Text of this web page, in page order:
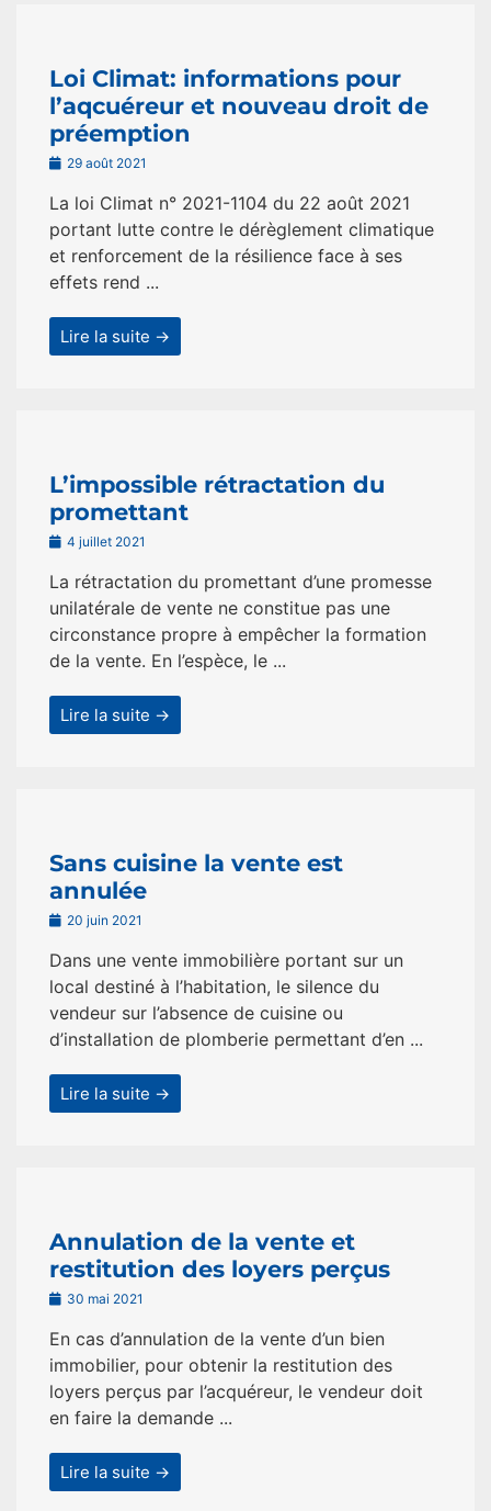
Loi Climat: informations pour
l’aqcuéreur et nouveau droit de
préemption
29 août 2021
La loi Climat n° 2021-1104 du 22 août 2021
portant lutte contre le dérèglement climatique
et renforcement de la résilience face à ses
effets rend ...
Lire la suite →
L’impossible rétractation du
promettant
4 juillet 2021
La rétractation du promettant d’une promesse
unilatérale de vente ne constitue pas une
circonstance propre à empêcher la formation
de la vente. En l’espèce, le ...
Lire la suite →
Sans cuisine la vente est
annulée
20 juin 2021
Dans une vente immobilière portant sur un
local destiné à l’habitation, le silence du
vendeur sur l’absence de cuisine ou
d’installation de plomberie permettant d’en ...
Lire la suite →
Annulation de la vente et
restitution des loyers perçus
30 mai 2021
En cas d’annulation de la vente d’un bien
immobilier, pour obtenir la restitution des
loyers perçus par l’acquéreur, le vendeur doit
en faire la demande ...
Lire la suite →